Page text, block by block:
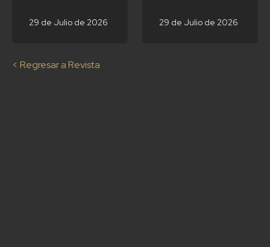
Homenaje
29 de Julio de 2026 29 de Julio de 2026
< Regresar a Revista